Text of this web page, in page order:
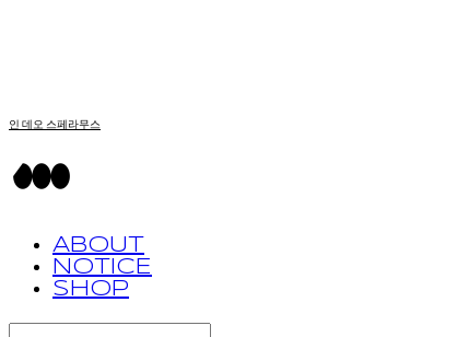
인 데오 스페라무스
ABOUT
NOTICE
SHOP